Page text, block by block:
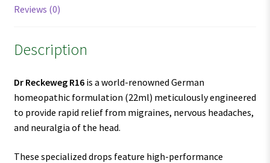
Reviews (0)
Description
Dr Reckeweg R16is a world-renowned German
homeopathic formulation (22ml) meticulously engineered
to provide rapid relief from migraines, nervous headaches,
and neuralgia of the head.
These specialized drops feature high-performance